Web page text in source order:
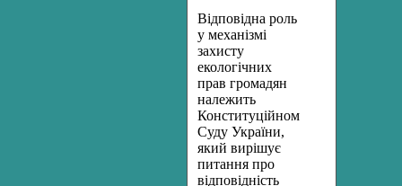
Відповідна роль
у механізмі
захисту
екологічних
прав громадян
належить
Конституційному
Суду України,
який вирішує
питання про
відповідність